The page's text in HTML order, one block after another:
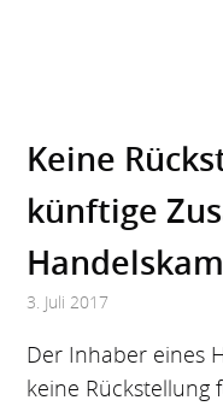
Keine
künftige
3. Juli 2017
Der Inhaber eines
keine Rückstellung